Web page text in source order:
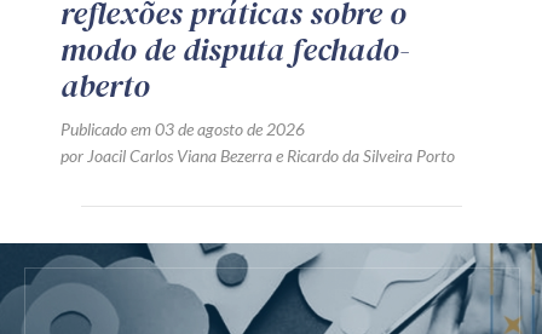
reflexões práticas sobre o
modo de disputa fechado-
aberto
Publicado em 03 de agosto de 2026
por Joacil Carlos Viana Bezerrae Ricardo da Silveira Porto